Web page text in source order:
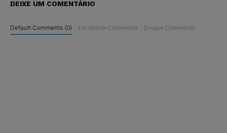
DEIXE UM COMENTÁRIO
Default Comments (0) Facebook Comments Disqus Comments